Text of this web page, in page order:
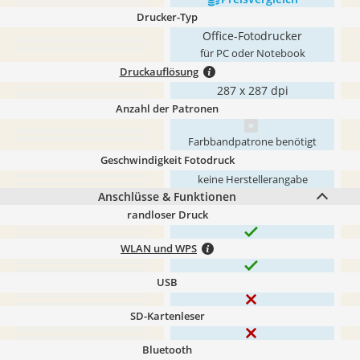
Drucker-Typ
Office-Fotodrucker
für PC oder Notebook
Druckauflösung
287 x 287 dpi
Anzahl der Patronen
Farbbandpatrone benötigt
Geschwindigkeit Fotodruck
keine Herstellerangabe
Anschlüsse & Funktionen
randloser Druck
WLAN und WPS
USB
SD-Kartenleser
Bluetooth